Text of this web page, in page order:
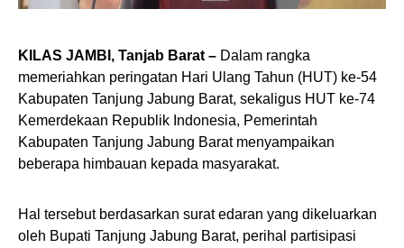
KILAS JAMBI, Tanjab Barat – Dalam rangka
memeriahkan peringatan Hari Ulang Tahun (HUT) ke-54
Kabupaten Tanjung Jabung Barat, sekaligus HUT ke-74
Kemerdekaan Republik Indonesia, Pemerintah
Kabupaten Tanjung Jabung Barat menyampaikan
beberapa himbauan kepada masyarakat.
Hal tersebut berdasarkan surat edaran yang dikeluarkan
oleh Bupati Tanjung Jabung Barat, perihal partisipasi